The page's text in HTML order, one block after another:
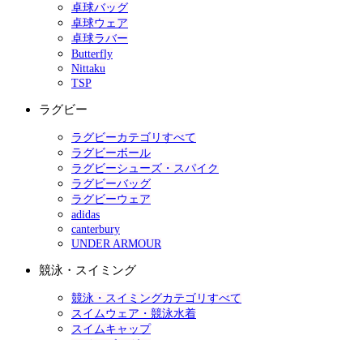
卓球バッグ
卓球ウェア
卓球ラバー
Butterfly
Nittaku
TSP
ラグビー
ラグビーカテゴリすべて
ラグビーボール
ラグビーシューズ・スパイク
ラグビーバッグ
ラグビーウェア
adidas
canterbury
UNDER ARMOUR
競泳・スイミング
競泳・スイミングカテゴリすべて
スイムウェア・競泳水着
スイムキャップ